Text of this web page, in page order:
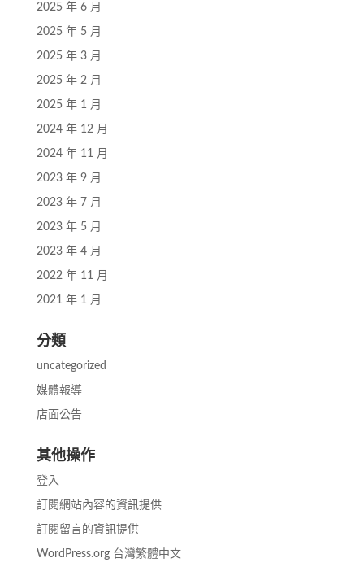
2025 年 6 月
2025 年 5 月
2025 年 3 月
2025 年 2 月
2025 年 1 月
2024 年 12 月
2024 年 11 月
2023 年 9 月
2023 年 7 月
2023 年 5 月
2023 年 4 月
2022 年 11 月
2021 年 1 月
分類
uncategorized
媒體報導
店面公告
其他操作
登入
訂閱網站內容的資訊提供
訂閱留言的資訊提供
WordPress.org 台灣繁體中文